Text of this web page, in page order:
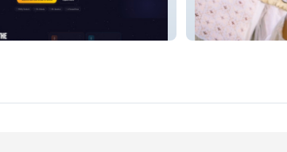
Saab - Luxe Store